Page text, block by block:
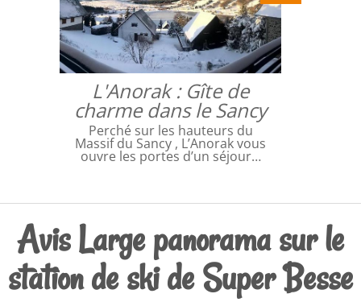
L'Anorak : Gîte de
charme dans le Sancy
Perché sur les hauteurs du
Massif du Sancy , L’Anorak vous
ouvre les portes d’un séjour…
Avis Large panorama sur le
station de ski de Super Besse